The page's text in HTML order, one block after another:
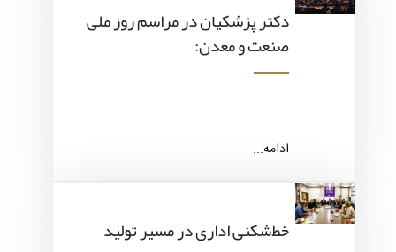
دکتر پزشکیان در مراسم روز ملی
صنعت و معدن:
ادامه...
خط‌شکنی اداری در مسیر تولید